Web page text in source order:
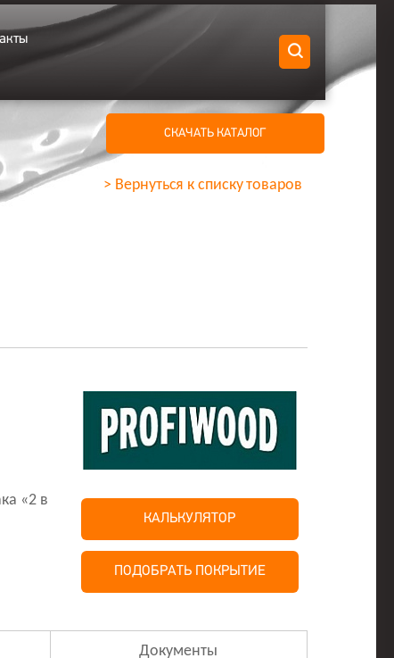
СКАЧАТЬ КАТАЛОГ
> Вернуться к списку товаров
«2 в
КАЛЬКУЛЯТОР
ПОДОБРАТЬ ПОКРЫТИЕ
Документы